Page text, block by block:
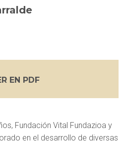
EN PDF
Fundación Vital Fundazioa y
en el desarrollo de diversas